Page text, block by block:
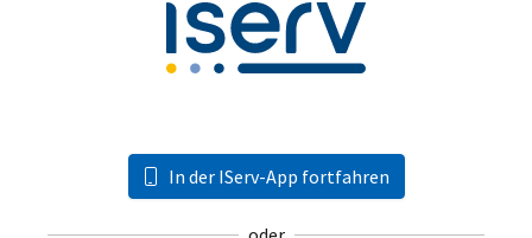
In der IServ-App fortfahren